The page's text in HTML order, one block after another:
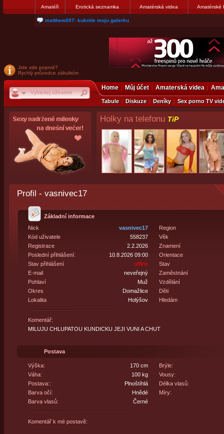
Amatéři Erotická seznamka Amatérská videa Amatérské
matthew007: kuknite moju galerku
Jste zde poprvé?
Rychlý průvodce zákulisím
Home Můj účet Amaterská videa
Tabule Diskuze Deníky Sex porno TV
Holky na telefonu TiP
Profil - vasnivec17
Základní informace
Nick
vasnivec17
Kód uživatele
558237
Registrace
2.2.2026
Poslední přihlášení:
10.8.2026 09:00
Stav přihlášení
offline
E-mail
neveřejný
Pohlaví
Muž
Okres
Domažlice
Lokalita
Holýšov
Region
Věk
Znamení
Orientace
Stav
Zaměstnání
Vzdělání
Děti
Hledám
Komentář:
MILUJU CHLUPATOU KUNDICKU JEJI VUNI A CHUT
Postava
Výška:
170 cm
Váha:
100 kg
Postava::
Plnoštíhlá
Barva očí:
Hnědé
Barva vlasů:
Černé
Brýle:
Vousy:
Délka vlasů:
Míry:
Komentář k mé postavě: